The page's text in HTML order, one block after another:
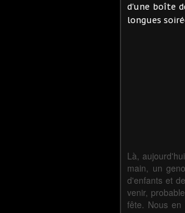
d'une boîte
longues
Là,
main, un
d'enfants et
venir,
fête. Nous en